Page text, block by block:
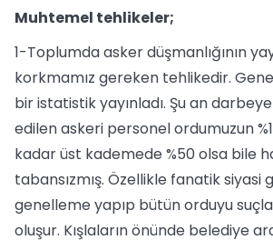
Muhtemel tehlikeler;
1-Toplumda asker düşmanlığının
korkmamız gereken tehlikedir.
bir istatistik yayınladı. Şu an
edilen askeri personel ordumuzun
kadar üst kademede %50 olsa bile
tabansızmış. Özellikle fanatik siyasi
genelleme yapıp bütün orduyu
oluşur. Kışlaların önünde belediye